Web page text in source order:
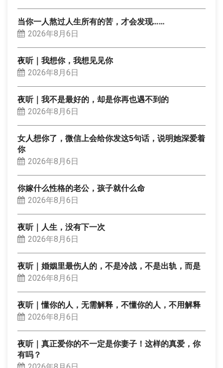
当你一人熬过人生所有的苦，才会发现……
2026年8月6日
夜听｜我想你，我想见见你
2026年8月6日
夜听｜我不是最好的，却是你再也遇不到的
2026年8月6日
女人想你了，微信上会给你发这5句话，说明她深爱着
你
2026年8月6日
你嫁什么性格的老公，孩子就什么命
2026年8月6日
夜听｜人生，没有下一次
2026年8月6日
夜听｜婚姻里最伤人的，不是冷战，不是出轨，而是
2026年8月6日
夜听｜懂你的人，无需解释，不懂你的人，不用解释
2026年8月6日
夜听｜真正爱你的不一定是你妻子！这样的真爱，你
有吗？